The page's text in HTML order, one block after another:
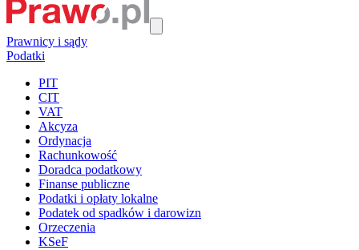
Prawnicy i sądy
Podatki
PIT
CIT
VAT
Akcyza
Ordynacja
Rachunkowość
Doradca podatkowy
Finanse publiczne
Podatki i opłaty lokalne
Podatek od spadków i darowizn
Orzeczenia
KSeF